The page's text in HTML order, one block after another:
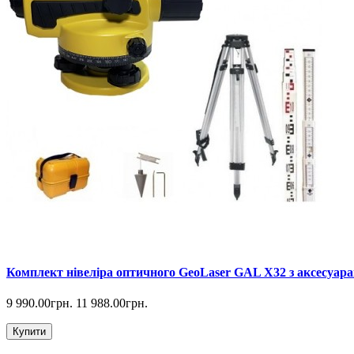
Комплект нівеліра оптичного GeoLaser GAL Х32 з
9 990.00грн. 11 988.00грн.
Купити